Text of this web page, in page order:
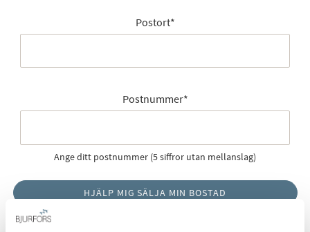
Postort*
Postnummer*
Ange ditt postnummer (5 siffror utan mellanslag)